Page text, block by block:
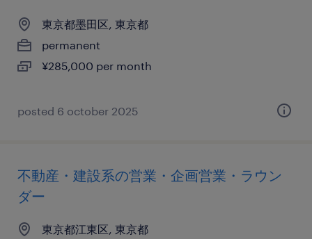
東京都墨田区, 東京都
permanent
¥285,000 per month
posted 6 october 2025
不動産・建設系の営業・企画営業・ラウン
ダー
東京都江東区, 東京都